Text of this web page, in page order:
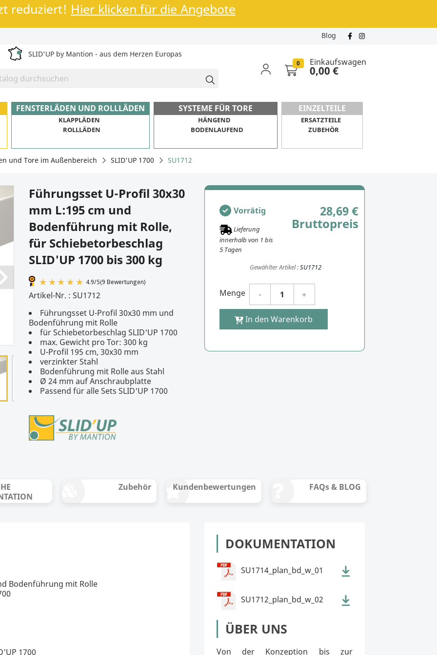
reduziert! Hier klicken für die Angebote
Blog
SLID'UP by Mantion - aus dem Herzen Europas
0 Einkaufswagen
0,00 €
FENSTERLÄDEN UND ROLLLÄDEN
KLAPPLÄDEN
ROLLLÄDEN
SYSTEME FÜR TORE
HÄNGEND
BODENLAUFEND
EINZELTEILE
ERSATZTEILE
ZUBEHÖR
und Tore im Außenbereich SLID'UP 1700 SU1712
Führungsset U-Profil 30x30
mm L:195 cm und
Bodenführung mit Rolle,
für Schiebetorbeschlag
SLID'UP 1700 bis 300 kg
4.9 /5(9 Bewertungen)
Artikel-Nr. :SU1712
Führungsset U-Profil 30x30 mm und
Bodenführung mit Rolle
für Schiebetorbeschlag SLID'UP 1700
max. Gewicht pro Tor: 300 kg
U-Profil 195 cm, 30x30 mm
verzinkter Stahl
Bodenführung mit Rolle aus Stahl
Ø 24 mm auf Anschraubplatte
Passend für alle Sets SLID'UP 1700
Vorrätig
Lieferung
innerhalb von 1 bis
5Tagen
28,69 €
Bruttopreis
Gewählter Artikel :SU1712
Menge
In den Warenkorb
Zubehör Kundenbewertungen FAQs & BLOG
Bodenführung mit Rolle
1700
DOKUMENTATION
SU1714_plan_bd_w_01
SU1712_plan_bd_w_02
ÜBER UNS
Von der Konzeption bis zur